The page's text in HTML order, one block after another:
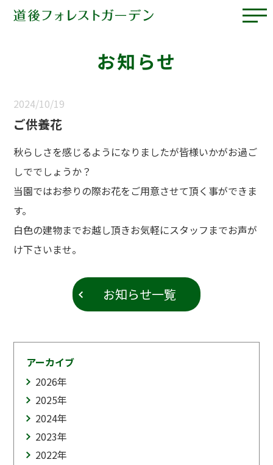
お知らせ
2024/10/19
ご供養花
秋らしさを感じるようになりましたが皆様いかがお過ご
しででしょうか？
当園ではお参りの際お花をご用意させて頂く事ができま
す。
白色の建物までお越し頂きお気軽にスタッフまでお声が
け下さいませ。
お知らせ一覧
アーカイブ
2026年
2025年
2024年
2023年
2022年